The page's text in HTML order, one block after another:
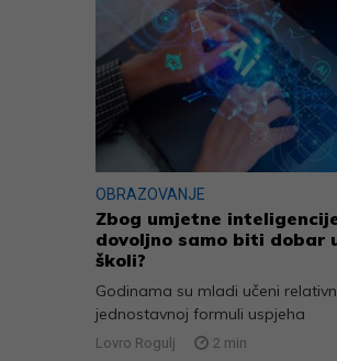
OBRAZOVANJE
Zbog umjetne
dovoljno samo biti dobar
školi?
Godinama su mladi učeni
jednostavnoj formuli uspjeha
Lovro Rogulj 2 min